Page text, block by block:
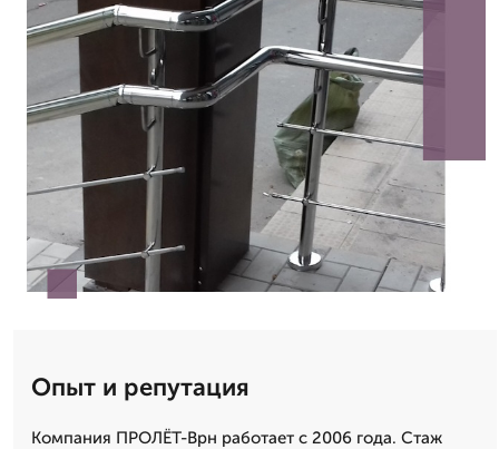
Опыт и репутация
Компания ПРОЛЁТ-Врн работает с 2006 года. Стаж